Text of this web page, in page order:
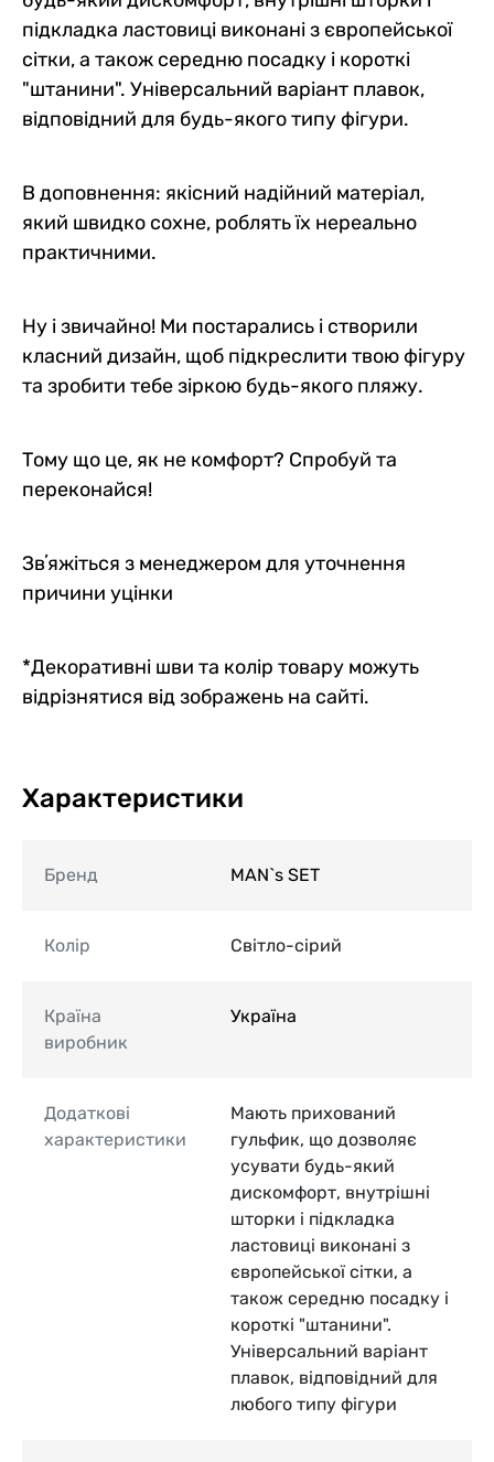
підкладка ластовиці виконані з європейської
сітки, а також середню посадку і короткі
"штанини". Універсальний варіант плавок,
відповідний для будь-якого типу фігури.
В доповнення: якісний надійний матеріал,
який швидко сохне, роблять їх нереально
практичними.
Ну і звичайно! Ми постарались і створили
класний дизайн, щоб підкреслити твою фігуру
та зробити тебе зіркою будь-якого пляжу.
Тому що це, як не комфорт? Спробуй та
переконайся!
Звʼяжіться з менеджером для уточнення
причини уцінки
*Декоративні шви та колір товару можуть
відрізнятися від зображень на сайті.
Характеристики
Бренд MAN`s SET
Колір Світло-сірий
Країна
виробник
Україна
Додаткові
характеристики
Мають прихований
гульфик, що дозволяє
усувати будь-який
дискомфорт, внутрішні
шторки і підкладка
ластовиці виконані з
європейської сітки, а
також середню посадку і
короткі "штанини".
Універсальний варіант
плавок, відповідний для
любого типу фігури